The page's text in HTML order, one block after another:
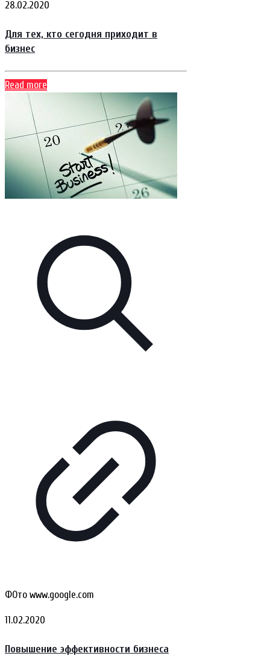
28.02.2020
Для тех, кто сегодня приходит в
бизнес
Read more
ФОто www.google.com
11.02.2020
Повышение эффективности бизнеса